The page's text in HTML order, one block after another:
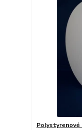
Polystyrenové